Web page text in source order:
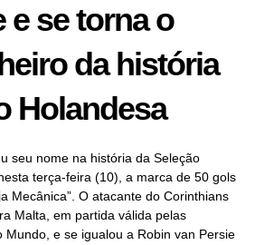
e se torna o
da história
Holandesa
seu nome na história da Seleção
terça-feira (10), a marca de 50 gols
Mecânica”. O atacante do Corinthians
Malta, em partida válida pelas
Mundo, e se igualou a Robin van Persie